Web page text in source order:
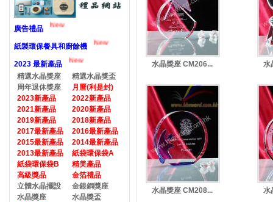
廣告禮品 New
紙製環保餐具和廚餘機 New
2023 最新產品
New
精選水晶獎座
精選水晶獎盃
周年退休獎座
月曆(利是封)
2023新產品
2022新產品
2021新產品
2020新產品
2019新產品
2018新產品
2017最新產品
2016最新產品
2015最新產品
2014最新產品
2013最新產品
紙袋環保袋A
紙袋環保袋B
精美產品
高級獎品
金箔禮品
立體水晶擺設
金銀銅獎座
水晶獎座
水晶獎盃
水晶獎座 CM206... 水
水晶獎座 CM208... 水